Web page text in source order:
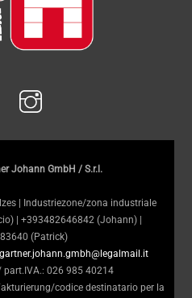
Johann GmbH / S.r.l.
| Industriezone/zona industriale
| +393482646842 (Johann) |
(Patrick)
part.IVA.: 026 985 40214
codice destinatario per la